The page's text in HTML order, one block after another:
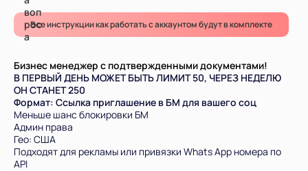
Все инструкции как работать с аккаунтом будут в комплекте
Бизнес менеджер с подтвержденными документами!
В ПЕРВЫЙ ДЕНЬ МОЖЕТ БЫТЬ ЛИМИТ 50, ЧЕРЕЗ НЕДЕЛЮ
ОН СТАНЕТ 250
Формат: Ссылка приглашение в БМ для вашего соц
Меньше шанс блокировки БМ
Админ права
Гео: США
Подходят для рекламы или привязки Whats App номера по
API